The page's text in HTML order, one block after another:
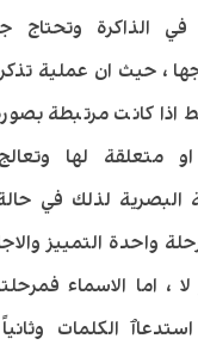
الذاكرة وتحتاج
، حيث ان عملية
اذا كانت مرتبطة
او متعلقة لها
البصرية لذلك في
واحدة التمييز
، اما الاسماء
الكلمات